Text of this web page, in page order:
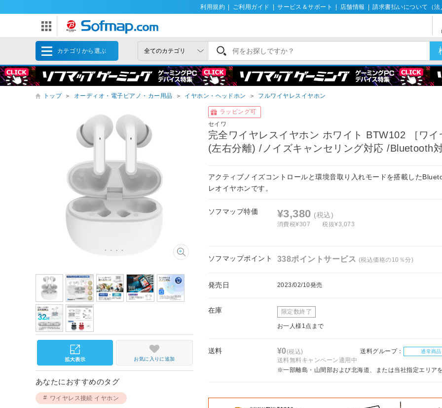
利用規約 ご利用ガイド サービス＆サポート 店舗情報 請求書払いについて（法
カテゴリから選ぶ
トップ ＞ オーディオ・電子ピアノ・カー用品 ＞ イヤホン・ヘッドホン ＞ フルワイヤレスイヤホン
ラッピング可
セイワ
完全ワイヤレスイヤホン ホワイト BTW102 ［ワイ
(左右分離) /ノイズキャンセリング対応 /Bluetooth
アクティブノイズコントロールと環境音取り入れモードを搭載した
レオイヤホンです。
ソフマップ特価 ¥3,380 (税込)
消費税¥307 税抜¥3,073
ソフマップポイント 338ポイントサービス (税込価格の10％分)
発売日 2023/02/10発売
在庫 限定数終了
お一人様1点まで
送料 ¥0(税込) 送料グループ： 通常商品
送料無料キャンペーン適用中
※一部離島・山間部および北海道、または当社指定エリア
お気に入りに追加
あなたにおすすめのタグ
ワイヤレス接続 イヤホン